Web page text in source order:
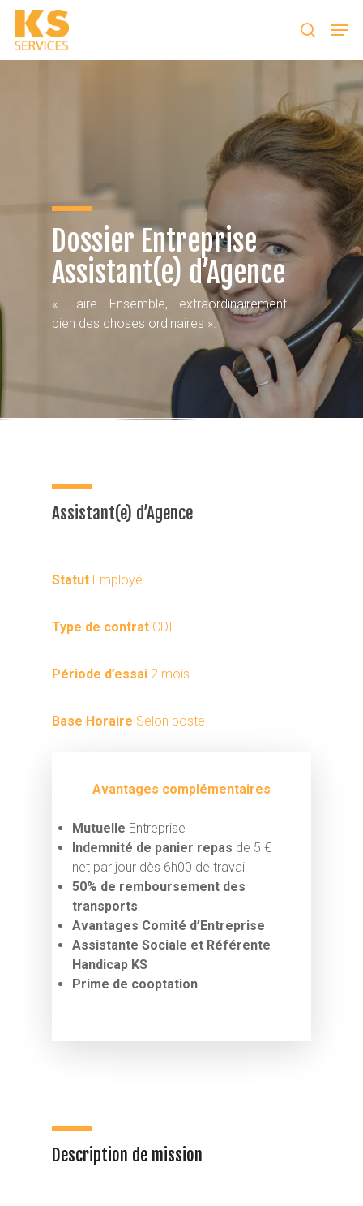
Taper entrer pour lancer la recherche ou ESC
Dossier Entreprise
Assistant(e) d’Agence
« Faire Ensemble, extraordinairement
bien des choses ordinaires ».
Assistant(e) d’Agence
Statut Employé
Type de contrat CDI
Période d’essai 2 mois
Base Horaire Selon poste
Avantages complémentaires
Mutuelle Entreprise
Indemnité de panier repas de 5 €
net par jour dès 6h00 de travail
50% de remboursement des
transports
Avantages Comité d’Entreprise
Assistante Sociale et Référente
Handicap KS
Prime de cooptation
Description de mission